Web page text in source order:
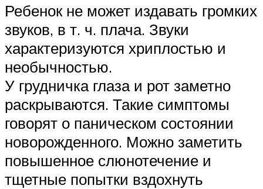
Ребенок не может издавать громких
звуков, в т. ч. плача. Звуки
характеризуются хриплостью и
необычностью.
У грудничка глаза и рот заметно
раскрываются. Такие симптомы
говорят о паническом состоянии
новорожденного. Можно заметить
повышенное слюнотечение и
тщетные попытки вздохнуть